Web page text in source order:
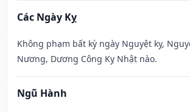
Các Ngày Kỵ
Không phạm bất kỳ ngày Nguyệt kỵ,
Nương, Dương Công Kỵ Nhật nào.
Ngũ Hành